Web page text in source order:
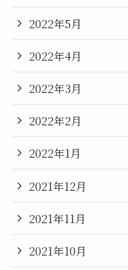
2022年5月
2022年4月
2022年3月
2022年2月
2022年1月
2021年12月
2021年11月
2021年10月